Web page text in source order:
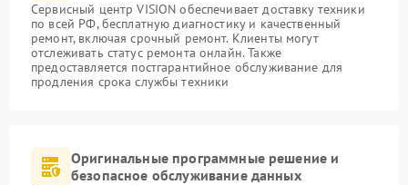
Сервисный центр VISION обеспечивает доставку техники
по всей РФ, бесплатную диагностику и качественный
ремонт, включая срочный ремонт. Клиенты могут
отслеживать статус ремонта онлайн. Также
предоставляется постгарантийное обслуживание для
продления срока службы техники
Оригинальные программные решение и
безопасное обслуживание данных